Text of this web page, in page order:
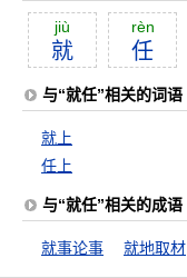
jiù
就
rèn
任
与“就任”相关的词语
就上
任上
与“就任”相关的成语
就事论事 就地取材